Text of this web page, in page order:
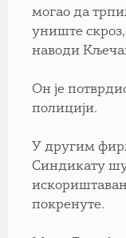
могао да
униште
наводи
Он је
полицији.
У другим
Синдикату
покренуте.